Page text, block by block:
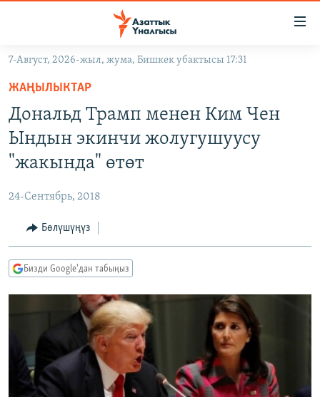
Навигацияга
өтүңүз
Издөөгө
салыңыз
МАДАНИЯТ
ДҮЙНӨ
УКРАИНА
ТВ ПРОГРАММАЛАР
БҮГҮН АЗАТТЫКТА
ЭЖЕ-СИҢДИЛЕР
АЗАТТЫК+
ЫҢГАЙСЫЗ СУРООЛОР
ПОДКАСТ
Русский
ОНЛАЙН ШЕРИНЕ
7-Август, 2026-жыл, жума, Бишкек убактысы 17:31
ЖАҢЫЛЫКТАР
Дональд Трамп менен Ким Чен
Ындын экинчи жолугушуусу
"жакында" өтөт
24-Сентябрь, 2018
Бөлүшүңүз
Бизди Google'дан табыңыз